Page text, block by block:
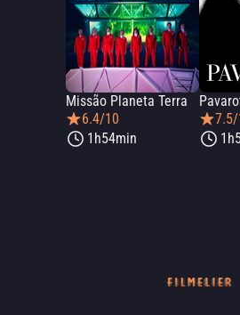
Missão Planeta Terra
6.4/10
1h54min
7.5/